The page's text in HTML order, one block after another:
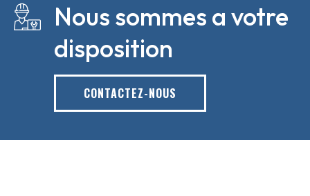
Nous sommes a votre
disposition
CONTACTEZ-NOUS